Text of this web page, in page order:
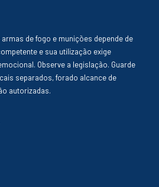
de fogo e munições depende de
e sua utilização exige
Observe a legislação. Guarde
separados, forado alcance de
autorizadas.